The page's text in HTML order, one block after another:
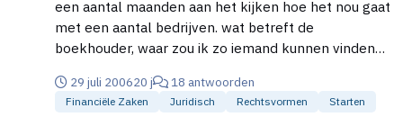
van om voor mezelf te vinden. Deze slechte tijd
maakt mij alleen maar sterker en ik vind dat die
mensen daar respect voor moeten hebben inplaats
van je voor gek verklaren, als je de lat zo hoog legt.
Groeten, Floriaan
een aantal maanden aan het kijken hoe het nou gaat
met een aantal bedrijven. wat betreft de
boekhouder, waar zou ik zo iemand kunnen vinden
Floriaan
29 juli 200620 j 18 antwoorden
Financiële Zaken Juridisch Rechtsvormen Starten